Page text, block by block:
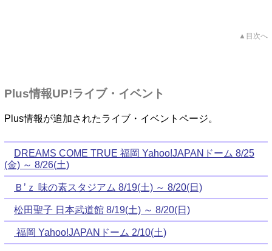
▲目次へ
Plus情報UP!ライブ・イベント
Plus情報が追加されたライブ・イベントページ。
DREAMS COME TRUE 福岡 Yahoo!JAPANドーム 8/25
(金) ～ 8/26(土)
Ｂ’ｚ 味の素スタジアム 8/19(土) ～ 8/20(日)
松田聖子 日本武道館 8/19(土) ～ 8/20(日)
福岡 Yahoo!JAPANドーム 2/10(土)